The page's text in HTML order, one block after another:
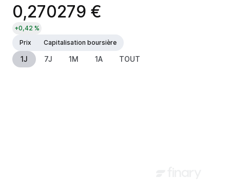
0,270279 €
+0,42 %
Prix
Capitalisation boursière
1J 7J 1M 1A TOUT